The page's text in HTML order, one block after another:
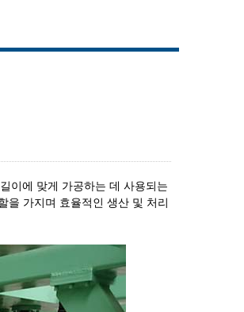
이에 맞게 가공하는 데 사용되는
을 가지며 효율적인 생산 및 처리